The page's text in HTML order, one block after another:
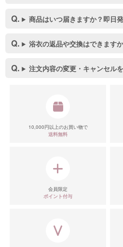
商品はいつ届きますか？即日
浴衣の返品や交換はできます
注文内容の変更・キャンセル
10,000円以上のお買い物で
送料無料
会員限定
ポイント付与